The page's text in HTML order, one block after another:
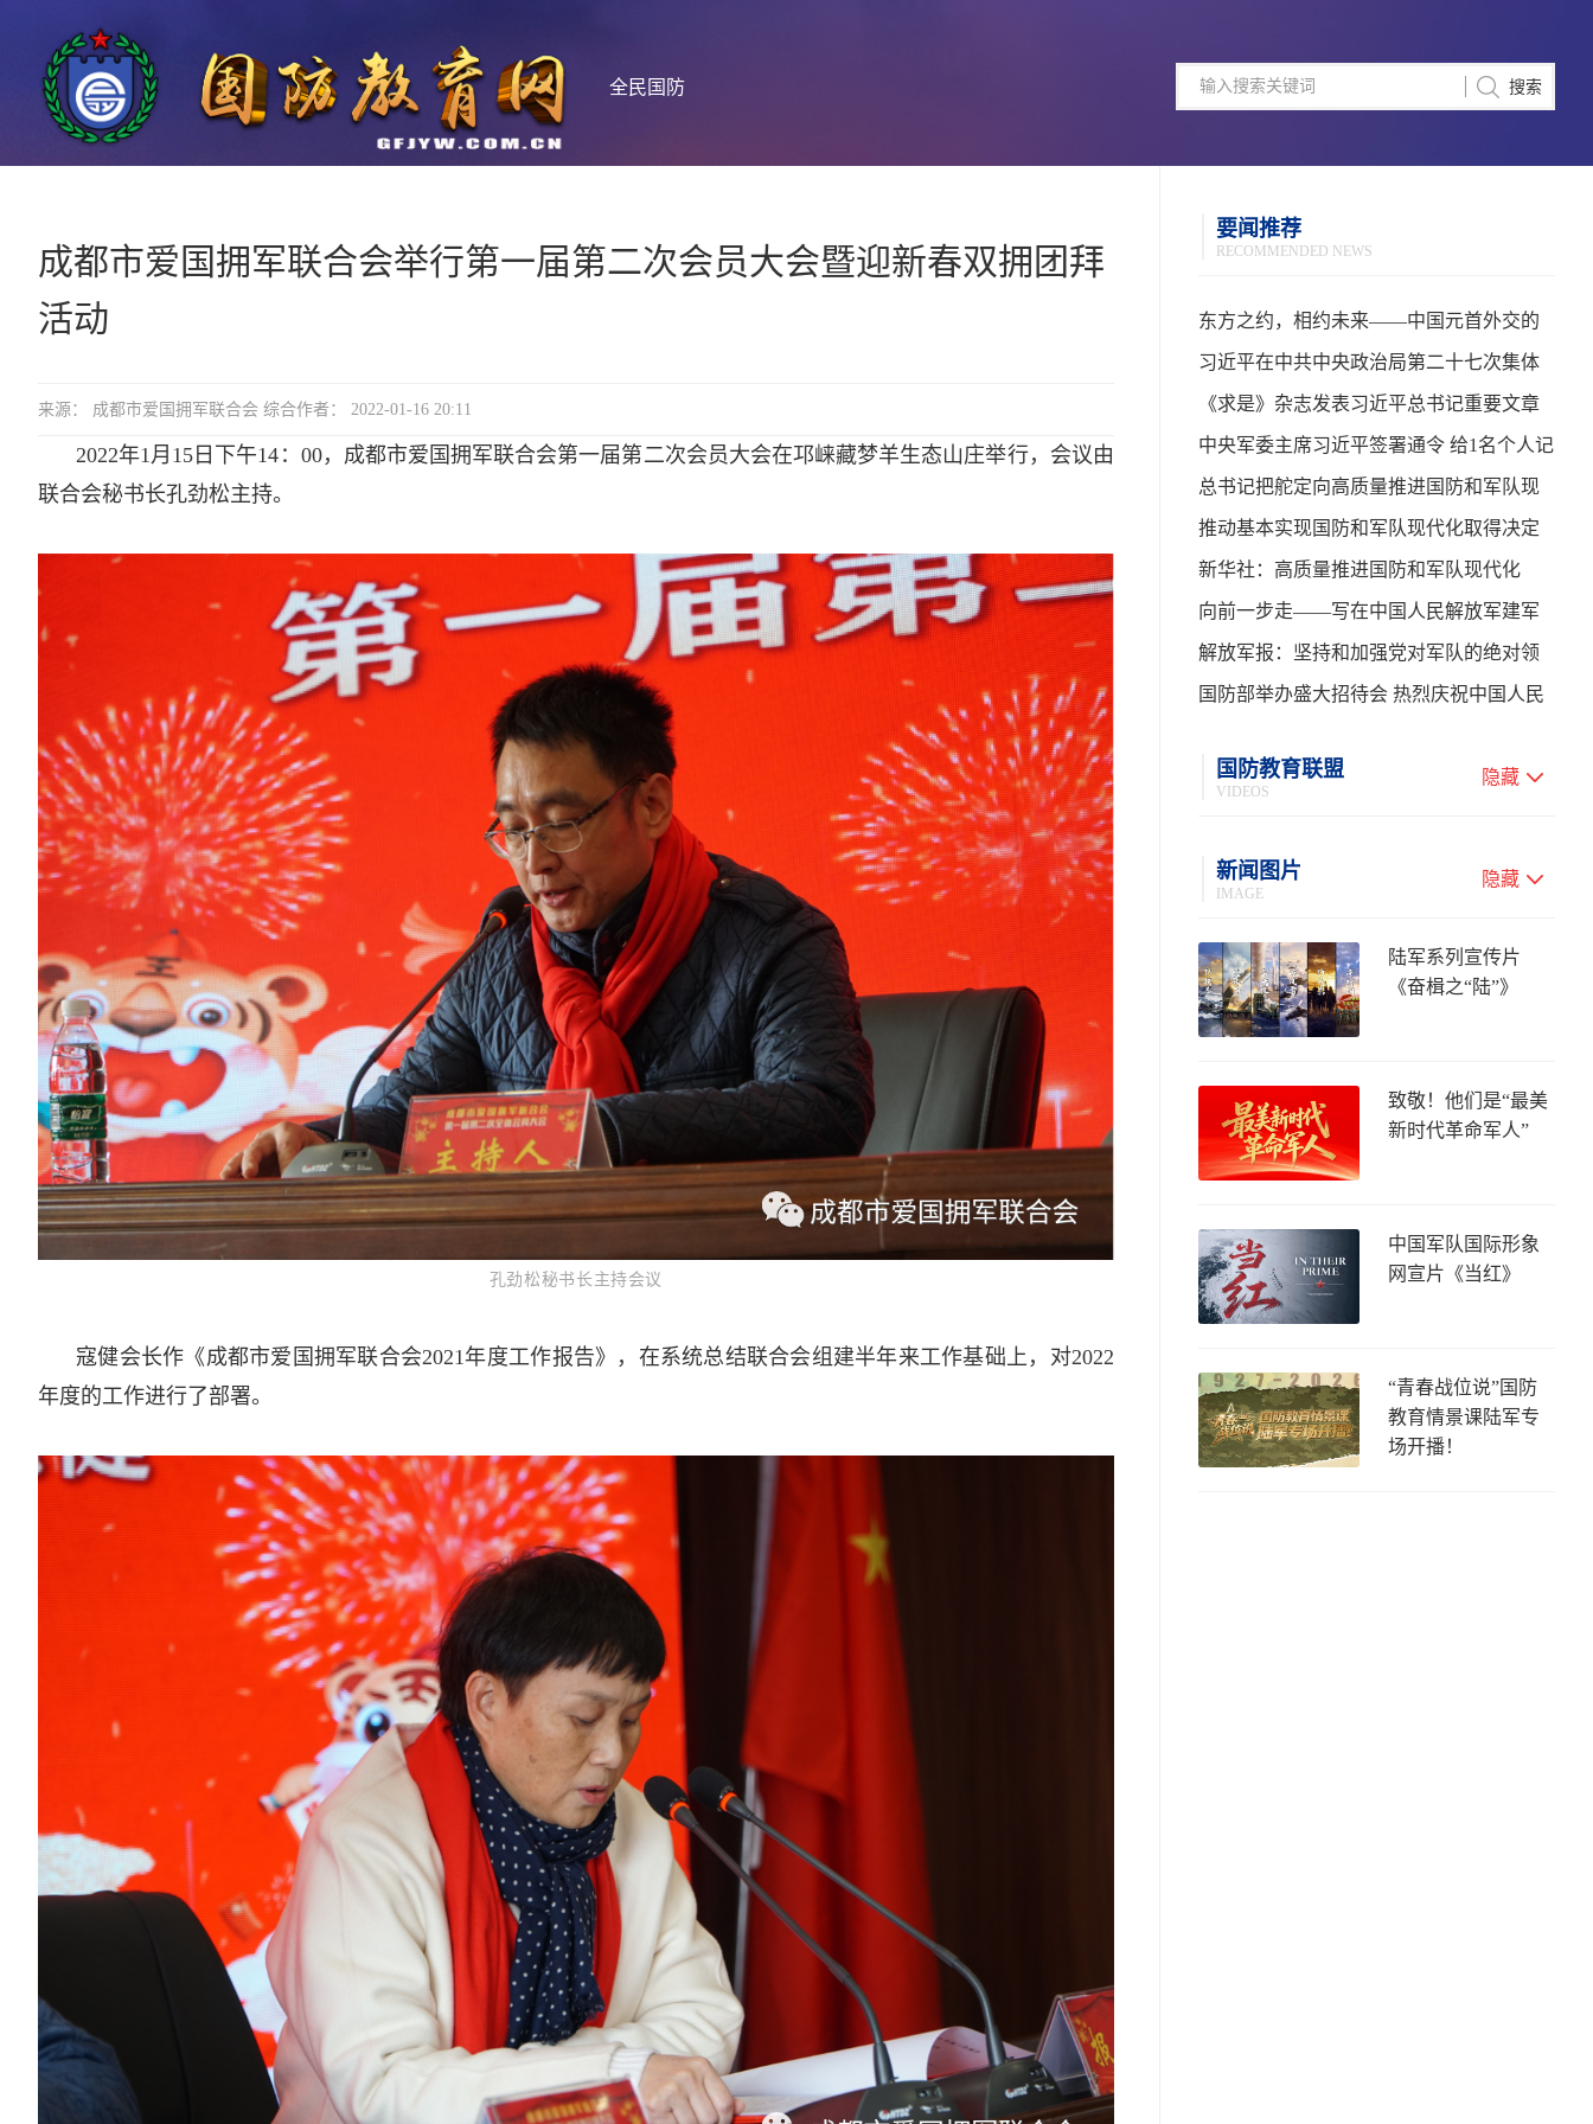
全民国防
成都市爱国拥军联合会举行第一届第二次会员大会暨迎新春双拥团拜
活动
来源： 成都市爱国拥军联合会 综合作者： 2022-01-16 20:11
2022年1月15日下午14：00，成都市爱国拥军联合会第一届第二次会员大会在邛崃藏梦羊生态山庄举行，会议由
联合会秘书长孔劲松主持。
孔劲松秘书长主持会议
寇健会长作《成都市爱国拥军联合会2021年度工作报告》，在系统总结联合会组建半年来工作基础上，对2022
年度的工作进行了部署。
要闻推荐
RECOMMENDED NEWS
东方之约，相约未来——中国元首外交的
世界情怀与大国气派
习近平在中共中央政治局第二十七次集体
学习时强调 强化政治引领 深化创新发展 高
质量推进国防和军队现代化
《求是》杂志发表习近平总书记重要文章
中央军委主席习近平签署通令 给1名个人记
功
总书记把舵定向高质量推进国防和军队现
代化
推动基本实现国防和军队现代化取得决定
性进展——学习贯彻习主席在中共中央政
治局第二十七次集体学习时的重要讲话
新华社：高质量推进国防和军队现代化
向前一步走——写在中国人民解放军建军
99周年之际
解放军报：坚持和加强党对军队的绝对领
导 高质量推进国防和军队现代化
国防部举办盛大招待会 热烈庆祝中国人民
国防教育联盟
VIDEOS
隐藏
新闻图片
IMAGE
隐藏
陆军系列宣传片
《奋楫之“陆”》
致敬！他们是“最美
新时代革命军人”
中国军队国际形象
网宣片《当红》
“青春战位说”国防
教育情景课陆军专
场开播！